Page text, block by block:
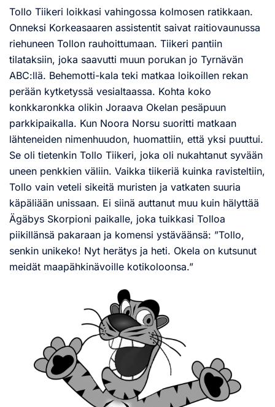
Tollo Tiikeri loikkasi vahingossa kolmosen ratikkaan.
Onneksi Korkeasaaren assistentit saivat raitiovaunussa
riehuneen Tollon rauhoittumaan. Tiikeri pantiin
tilataksiin, joka saavutti muun porukan jo Tyrnävän
ABC:llä. Behemotti-kala teki matkaa loikoillen rekan
perään kytketyssä vesialtaassa. Kohta koko
konkkaronkka olikin Joraava Okelan pesäpuun
parkkipaikalla. Kun Noora Norsu suoritti matkaan
lähteneiden nimenhuudon, huomattiin, että yksi puuttui.
Se oli tietenkin Tollo Tiikeri, joka oli nukahtanut syvään
uneen penkkien väliin. Vaikka tiikeriä kuinka ravisteltiin,
Tollo vain veteli sikeitä muristen ja vatkaten suuria
käpäliään unissaan. Ei siinä auttanut muu kuin hälyttää
Ägäbys Skorpioni paikalle, joka tuikkasi Tolloa
piikillänsä pakaraan ja komensi ystäväänsä: ”Tollo,
senkin unikeko! Nyt herätys ja heti. Okela on kutsunut
meidät maapähkinävoille kotikoloonsa.”